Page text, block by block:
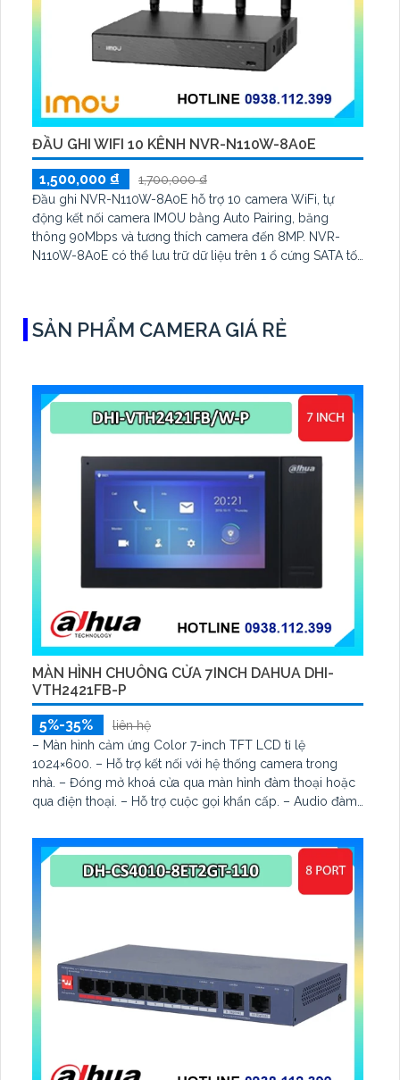
ĐẦU GHI WIFI 10 KÊNH NVR-N110W-8A0E
1,500,000 ₫
1,700,000 ₫
Đầu ghi NVR-N110W-8A0E hỗ trợ 10 camera WiFi, tự
động kết nối camera IMOU bằng Auto Pairing, băng
thông 90Mbps và tương thích camera đến 8MP. NVR-
N110W-8A0E có thể lưu trữ dữ liệu trên 1 ổ cứng SATA tối
SẢN PHẨM CAMERA GIÁ RẺ
MÀN HÌNH CHUÔNG CỬA 7INCH DAHUA DHI-
VTH2421FB-P
5%-35%
liên hệ
– Màn hình cảm ứng Color 7-inch TFT LCD tỉ lệ
1024×600. – Hỗ trợ kết nối với hệ thống camera trong
nhà. – Đóng mở khoá cửa qua màn hình đàm thoại hoặc
qua điện thoại. – Hỗ trợ cuộc gọi khẩn cấp. – Audio đàm